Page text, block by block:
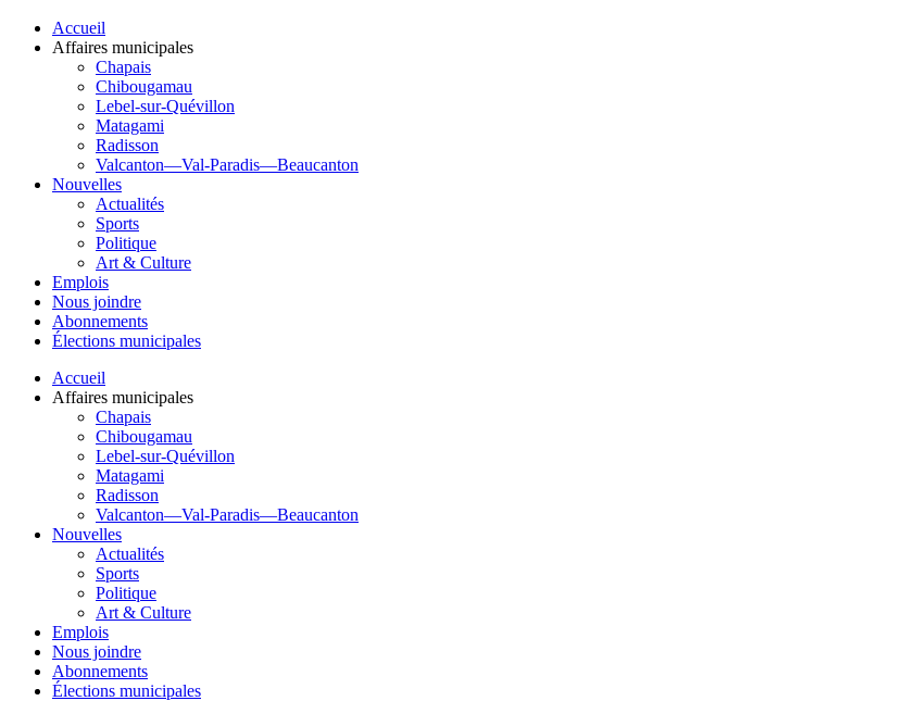
Accueil
Affaires municipales
Chapais
Chibougamau
Lebel-sur-Quévillon
Matagami
Radisson
Valcanton—Val-Paradis—Beaucanton
Nouvelles
Actualités
Sports
Politique
Art & Culture
Emplois
Nous joindre
Abonnements
Élections municipales
Accueil
Affaires municipales
Chapais
Chibougamau
Lebel-sur-Quévillon
Matagami
Radisson
Valcanton—Val-Paradis—Beaucanton
Nouvelles
Actualités
Sports
Politique
Art & Culture
Emplois
Nous joindre
Abonnements
Élections municipales